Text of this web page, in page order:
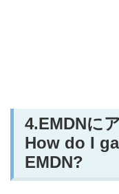
4.EMDNに
How do I
EMDN?